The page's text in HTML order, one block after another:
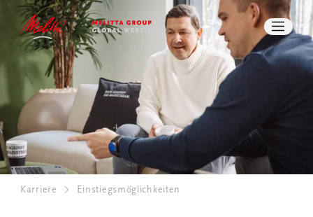
STUDENTEN UND ABSOLVENTEN
BERUFSERFAHRENE
PRESSE
DOWNLOADS
SUCHE
KONTAKT
Karriere Einstiegsmöglichkeiten